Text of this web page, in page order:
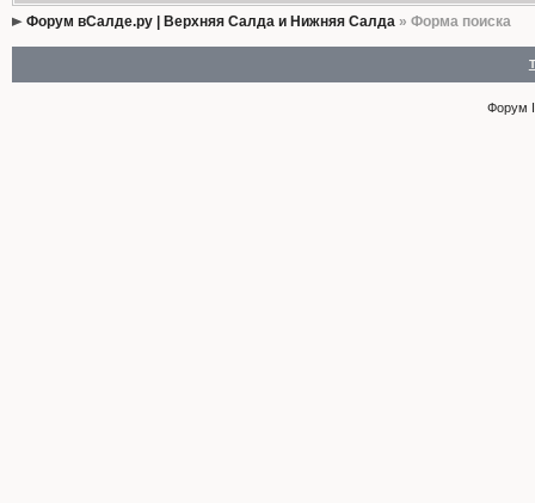
Форум вСалде.ру | Верхняя Салда и Нижняя Салда» Форма поиска
Форум